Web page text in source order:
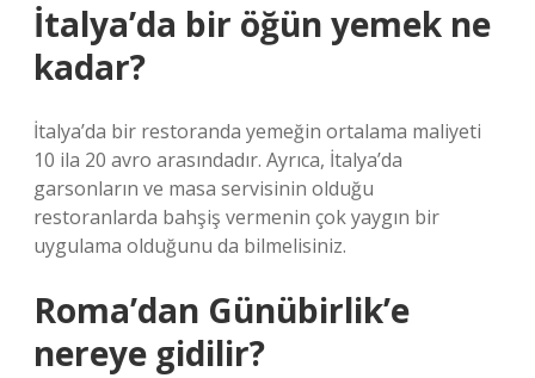
İtalya’da bir öğün yemek ne
kadar?
İtalya’da bir restoranda yemeğin ortalama maliyeti
10 ila 20 avro arasındadır. Ayrıca, İtalya’da
garsonların ve masa servisinin olduğu
restoranlarda bahşiş vermenin çok yaygın bir
uygulama olduğunu da bilmelisiniz.
Roma’dan Günübirlik’e
nereye gidilir?